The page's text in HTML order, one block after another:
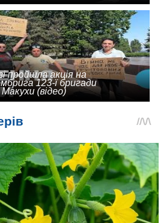
пройшла акція на
123-ї бригади
(відео)